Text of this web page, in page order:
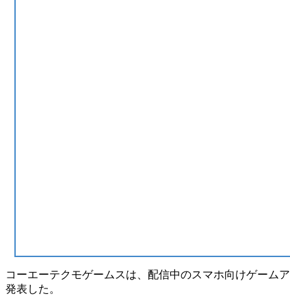
コーエーテクモゲームスは、配信中のスマホ向けゲーム
発表した。